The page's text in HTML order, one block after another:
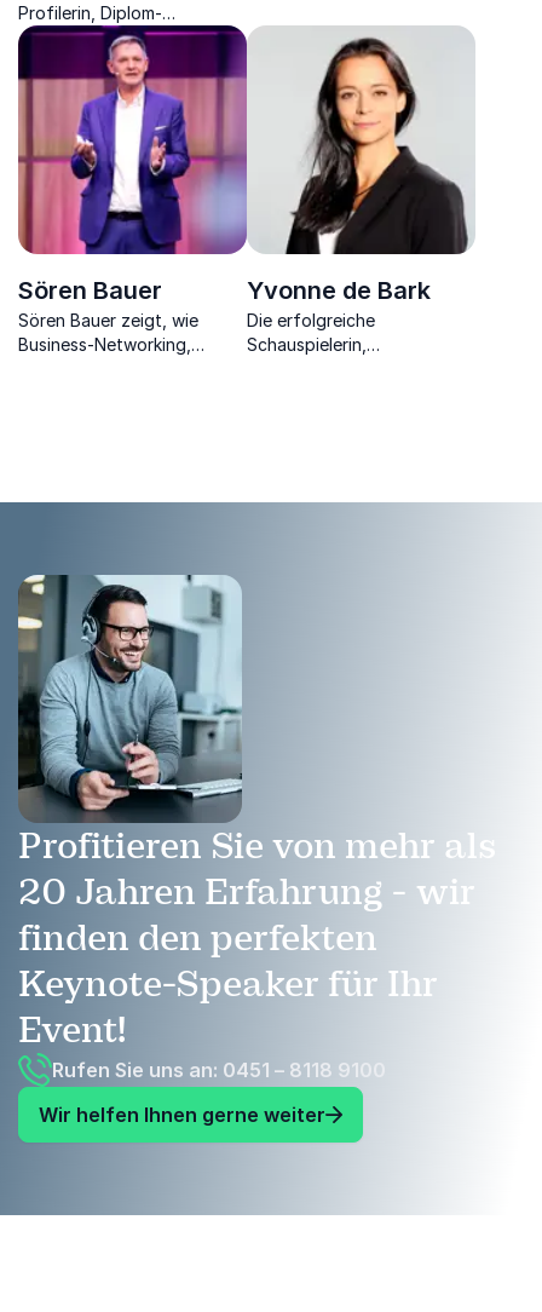
Profilerin, Diplom-
Pädagogin & Bestseller-
Autorin erklärt, wie Sie vom
Profiling lernen, was
Menschen über sich
verraten, ohne es zu
merken.
seinen Vorträgen und zeigt,
wie wir mental gesund in
einer Welt im Wandel
erfolgreich bleiben!
Sören Bauer
Sören Bauer zeigt, wie
Business-Networking,
Yvonne de Bark
Die erfolgreiche
Schauspielerin,
Profitieren Sie von mehr als
20 Jahren Erfahrung - wir
finden den perfekten
Keynote-Speaker für Ihr
Event!
Rufen Sie uns an: 0451 – 8118 9100
Wir helfen Ihnen gerne weiter